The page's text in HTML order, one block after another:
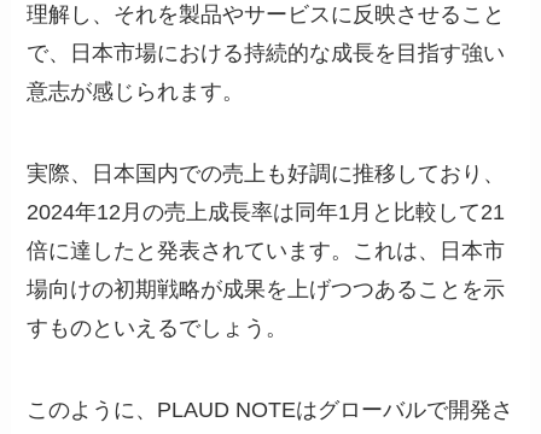
理解し、それを製品やサービスに反映させること
で、日本市場における持続的な成長を目指す強い
意志が感じられます。
実際、日本国内での売上も好調に推移しており、
2024年12月の売上成長率は同年1月と比較して21
倍に達したと発表されています。これは、日本市
場向けの初期戦略が成果を上げつつあることを示
すものといえるでしょう。
このように、PLAUD NOTEはグローバルで開発さ